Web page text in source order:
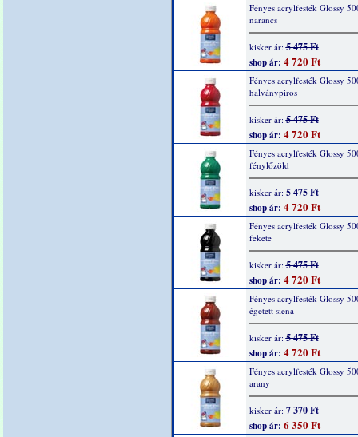
Fényes acrylfesték Glossy
narancs
kisker ár:5 475 Ft
shop ár: 4 720 Ft
Fényes acrylfesték Glossy
halványpiros
kisker ár:5 475 Ft
shop ár: 4 720 Ft
Fényes acrylfesték Glossy
fénylőzöld
kisker ár:5 475 Ft
shop ár: 4 720 Ft
Fényes acrylfesték Glossy
fekete
kisker ár:5 475 Ft
shop ár: 4 720 Ft
Fényes acrylfesték Glossy
égetett siena
kisker ár:5 475 Ft
shop ár: 4 720 Ft
Fényes acrylfesték Glossy
arany
kisker ár:7 370 Ft
shop ár: 6 350 Ft